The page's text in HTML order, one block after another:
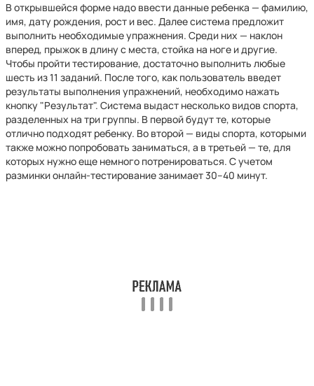
В открывшейся форме надо ввести данные ребенка — фамилию,
имя, дату рождения, рост и вес. Далее система предложит
выполнить необходимые упражнения. Среди них — наклон
вперед, прыжок в длину с места, стойка на ноге и другие.
Чтобы пройти тестирование, достаточно выполнить любые
шесть из 11 заданий. После того, как пользователь введет
результаты выполнения упражнений, необходимо нажать
кнопку "Результат". Система выдаст несколько видов спорта,
разделенных на три группы. В первой будут те, которые
отлично подходят ребенку. Во второй — виды спорта, которыми
также можно попробовать заниматься, а в третьей — те, для
которых нужно еще немного потренироваться. С учетом
разминки онлайн-тестирование занимает 30–40 минут.